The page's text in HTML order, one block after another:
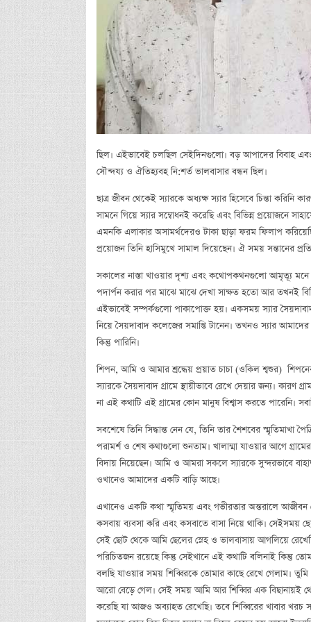
ছিল। এইভাবেই চলছিল সেইদিনগুলো। বড় আপাদের বিবাহ
সৌন্দয্য ও ঐতিহ্যবহ নি:শর্ত ভালবাসার বন্ধন ছিল।
ছাত্র জীবন থেকেই স্যারকে অধ্যক্ষ স্যার হিসেবে চিন্তা
সামনে গিয়ে স্যার সম্বোধনই করেছি এবং বিভিন্ন প্রয়োজনে
এমনকি এলাকার অসামর্থদেরও টাকা ছাড়া ফরম ফিলাপ
প্রয়োজন তিনি হাসিমুখে সামাল দিয়েছেন। ঐ সময় সন্তানের
সকালের নাস্তা খাওয়ার দৃশ্য এবং কথোপকথনগুলো আমৃত্যূ মনে
পদার্পন করার পর মাঝে মাঝে দেখা সাক্ষত হতো আর তখনই
এইভাবেই সম্পর্কগুলো পাকাপোক্ত হয়। একসময় স্যার
নিয়ে সৈয়দাবাদ কলেজের সমাপ্তি টানেন। তখনও স্যার
কিন্তু পারিনি।
শিপন, আমি ও আমার শ্রদ্ধেয় প্রয়াত চাচা (ওকিল শ্বশুর) শিপনের
স্যারকে সৈয়দাবাদ গ্রামে স্থায়ীভাবে রেখে দেয়ার জন্য। কারণ
না এই কথাটি এই গ্রামের কোন মানুষ বিশ্বাস করতে পারেনি।
সবশেষে তিনি সিদ্ধান্ত নেন যে, তিনি তার শৈশবের
পরামর্শ ও শেষ কথাগুলো শুনতাম। খালাম্মা যাওয়ার আগে
বিদায় নিয়েছেন। আমি ও আমরা সকলে স্যারকে সুন্দরভাবে
ওখানেও আমাদের একটি বাড়ি আছে।
এখানেও একটি কথা স্মৃতিময় এবং গভীরতার অন্তরালে আজীবন
কসবায় ব্যবসা করি এবং কসবাতে বাসা নিয়ে থাকি। সেইসময়
সেই ছোট থেকে আমি ছেলের স্নেহ ও ভালবাসায় আগলিয়ে
পরিচিতজন রয়েছে কিন্তু সেইখানে এই কথাটি বলিনাই
বলছি যাওয়ার সময় শিব্বিরকে তোমার কাছে রেখে গেলাম।
আরো বেড়ে গেল। সেই সময় আমি আর শিব্বির এক বিছানায়ই
করেছি যা আজও অব্যাহত রেখেছি। তবে শিব্বিরের খাবার